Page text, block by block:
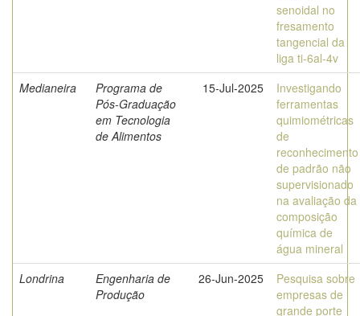
senoidal no
fresamento
tangencial da
liga ti-6al-4v
Medianeira
Programa de
Pós-Graduação
em Tecnologia
de Alimentos
15-Jul-2025
Investigando
ferramentas
quimiométricas
de
reconhecimento
de padrão não
supervisionado
na avaliação da
composição
química de
água mineral
Londrina
Engenharia de
Produção
26-Jun-2025
Pesquisa sobre
empresas de
grande porte